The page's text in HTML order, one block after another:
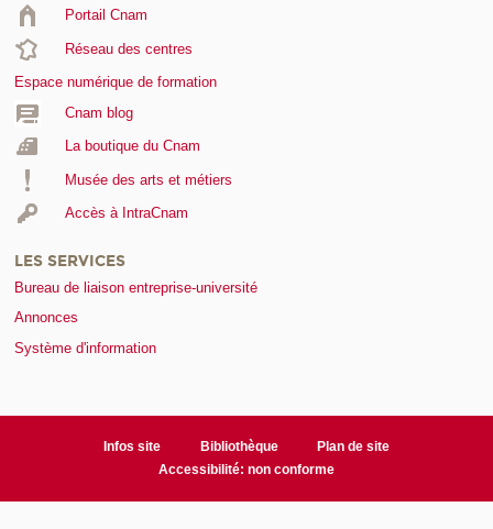
Portail Cnam
Réseau des centres
Espace numérique de formation
Cnam blog
La boutique du Cnam
Musée des arts et métiers
Accès à IntraCnam
LES SERVICES
Bureau de liaison entreprise-université
Annonces
Système d'information
Infos site Bibliothèque
Plan de site
Accessibilité: non conforme